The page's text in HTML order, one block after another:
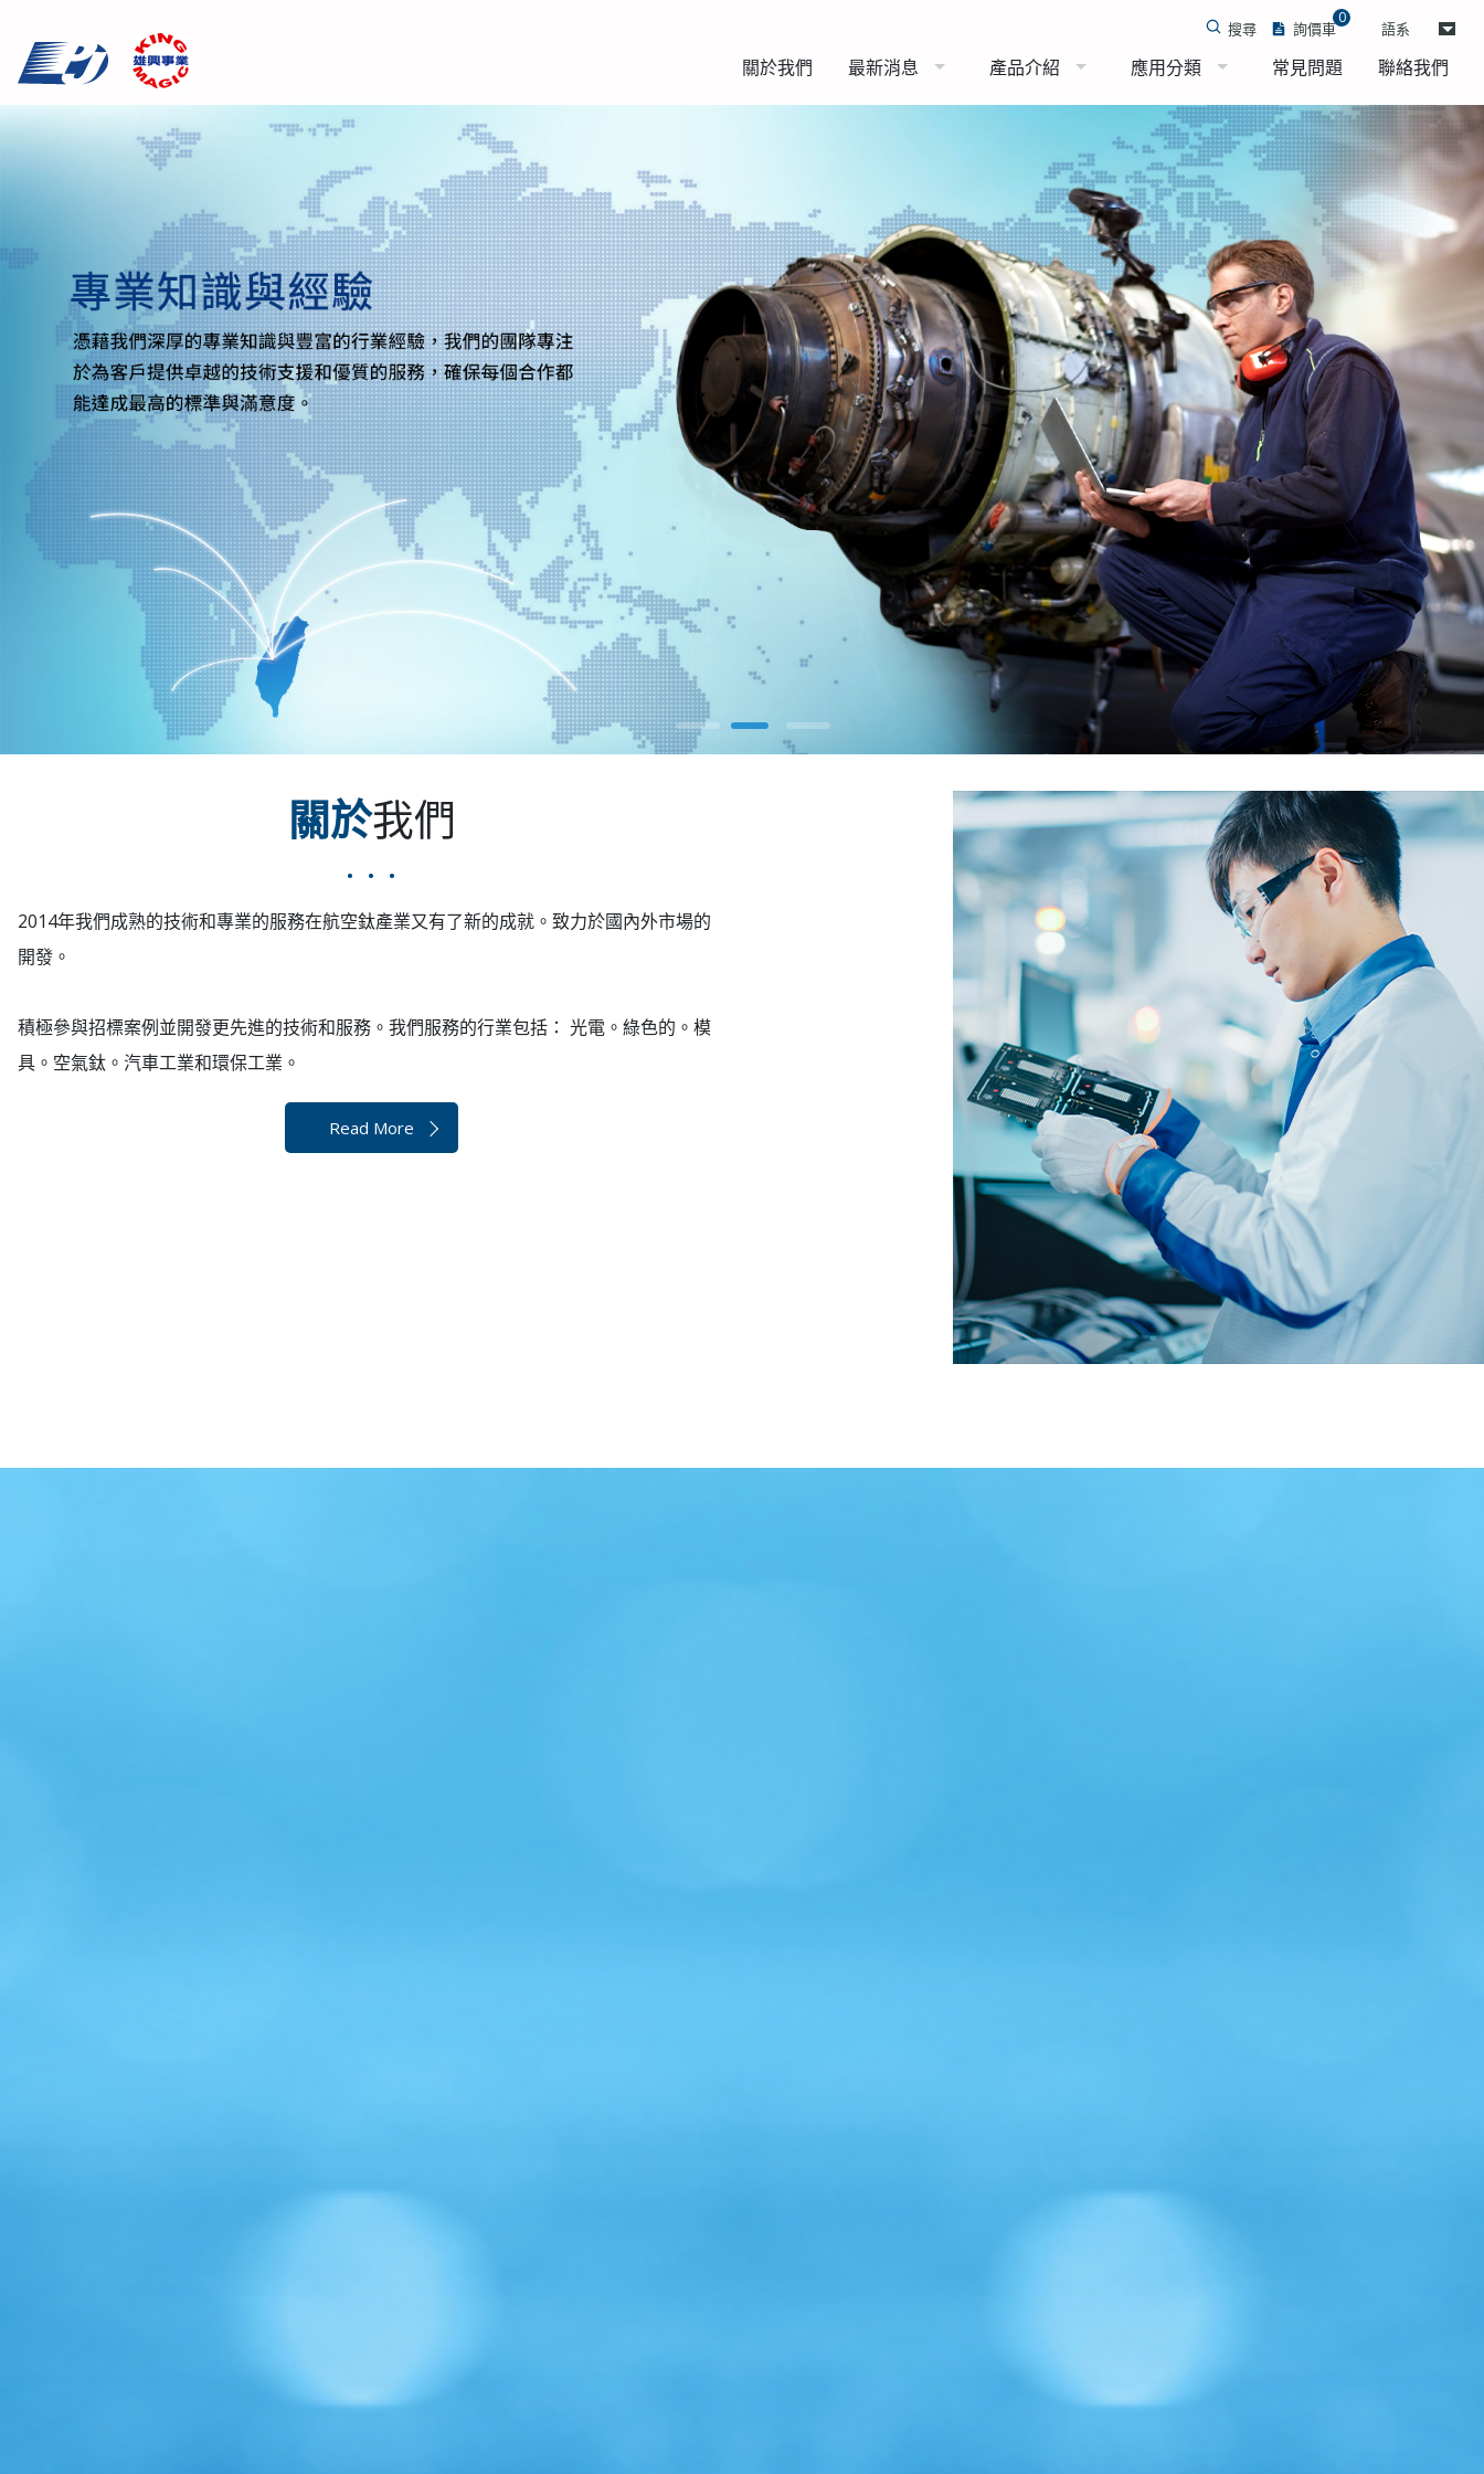
搜尋
0
詢價車 語系
關於我們 最新消息 產品介紹 應用分類 常見問題 聯絡我們
關於我們
2014年我們成熟的技術和專業的服務在航空鈦產業又有了新的成就。致力於國內外市場的
開發。
積極參與招標案例並開發更先進的技術和服務。我們服務的行業包括： 光電。綠色的。模
具。空氣鈦。汽車工業和環保工業。
Read More